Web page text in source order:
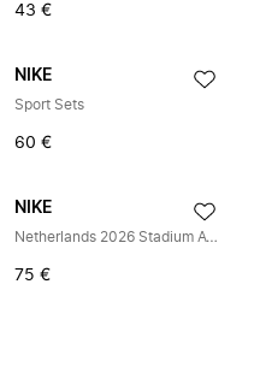
43 €
NIKE
Sport Sets
60 €
NIKE
Netherlands 2026 Stadium Away Replica 3-Piece Soccer Kit
75 €